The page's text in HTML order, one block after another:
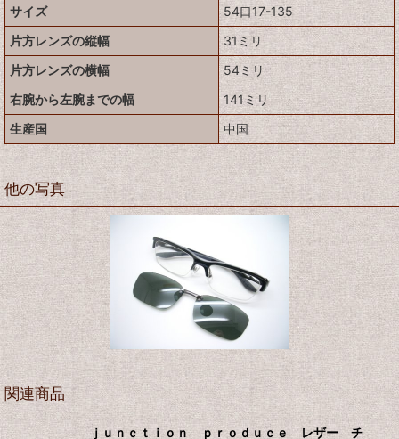
サイズ
54口17-135
片方レンズの縦幅
31ミリ
片方レンズの横幅
54ミリ
右腕から左腕までの幅
141ミリ
生産国
中国
他の写真
関連商品
ｊｕｎｃｔｉｏｎ ｐｒｏｄｕｃｅ レザー チ